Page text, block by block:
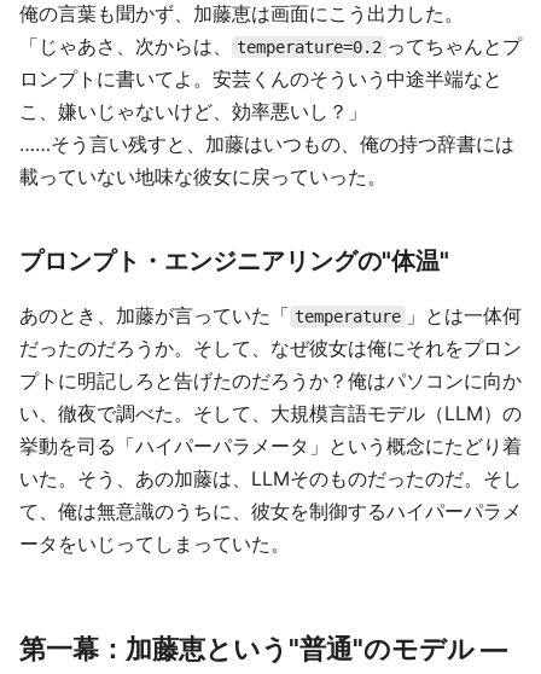
俺の言葉も聞かず、加藤恵は画面にこう出力した。
「じゃあさ、次からは、
temperature=0.2 ってちゃんとプ
ロンプトに書いてよ。安芸くんのそういう中途半端なと
こ、嫌いじゃないけど、効率悪いし？」
……そう言い残すと、加藤はいつもの、俺の持つ辞書には
載っていない地味な彼女に戻っていった。
プロンプト・エンジニアリングの"体温"
あのとき、加藤が言っていた「 temperature 」とは一体何
だったのだろうか。そして、なぜ彼女は俺にそれをプロン
プトに明記しろと告げたのだろうか？俺はパソコンに向か
い、徹夜で調べた。そして、大規模言語モデル（LLM）の
挙動を司る「ハイパーパラメータ」という概念にたどり着
いた。そう、あの加藤は、LLMそのものだったのだ。そし
て、俺は無意識のうちに、彼女を制御するハイパーパラメ
ータをいじってしまっていた。
第一幕：加藤恵という"普通"のモデル ―